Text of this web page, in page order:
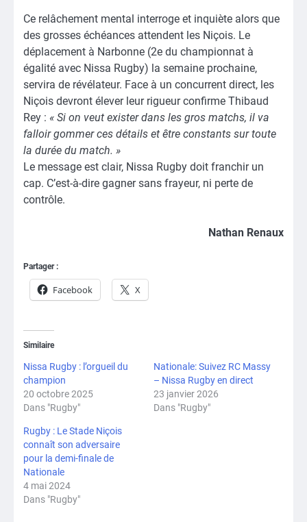
Ce relâchement mental interroge et inquiète alors que
des grosses échéances attendent les Niçois. Le
déplacement à Narbonne (2e du championnat à
égalité avec Nissa Rugby) la semaine prochaine,
servira de révélateur. Face à un concurrent direct, les
Niçois devront élever leur rigueur confirme Thibaud
Rey : « Si on veut exister dans les gros matchs, il va
falloir gommer ces détails et être constants sur toute
la durée du match. »
Le message est clair, Nissa Rugby doit franchir un
cap. C’est-à-dire gagner sans frayeur, ni perte de
contrôle.
Nathan Renaux
Partager :
Facebook X
Similaire
Nissa Rugby : l’orgueil du
champion
20 octobre 2025
Dans "Rugby"
Nationale: Suivez RC Massy
– Nissa Rugby en direct
23 janvier 2026
Dans "Rugby"
Rugby : Le Stade Niçois
connaît son adversaire
pour la demi-finale de
Nationale
4 mai 2024
Dans "Rugby"